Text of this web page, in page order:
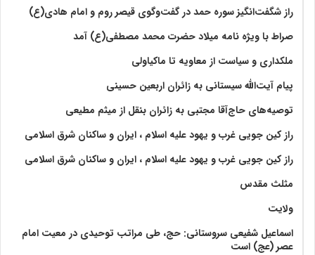
راز شگفت‌انگیز سوره حمد در گفت‌وگوی قیصر روم و امام هادی(ع)
صراط با ویژه نامه میلاد حضرت محمد مصطفی(ع) آمد
ملکداری و سیاست از معاویه تا ماکیاولی
پیام آیت‌الله سیستانی به زائران اربعین حسینی
توصیه‌های حاج‌آقا مجتبی به زائران بنقل از میثم مطیعی
راز کین جویی غرب و یهود علیه اسلام ، ایران و ساکنان شرق اسلامی
راز کین جویی غرب و یهود علیه اسلام ، ایران و ساکنان شرق اسلامی
مثلث مقدس
ولايت‏
اسماعیل شفیعی سروستانی: حج، طی مراتب توحیدی در معیت امام
عصر (عج) است